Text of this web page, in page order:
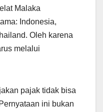
Malaka
Indonesia,
Oleh karena
melalui
pajak tidak bisa
ini bukan